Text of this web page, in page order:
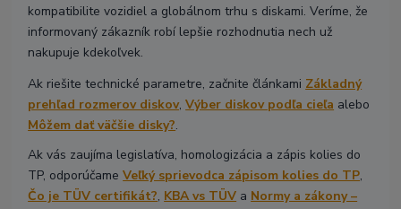
kompatibilite vozidiel a globálnom trhu s diskami. Veríme, že
informovaný zákazník robí lepšie rozhodnutia nech už
nakupuje kdekoľvek.
Ak riešite technické parametre, začnite článkami Základný
prehľad rozmerov diskov,Výber diskov podľa cieľa alebo
Môžem dať väčšie disky?.
Ak vás zaujíma legislatíva, homologizácia a zápis kolies do
TP, odporúčameVeľký sprievodca zápisom kolies do TP,
Čo je TÜV certifikát?, KBA vs TÜV a Normy a zákony –